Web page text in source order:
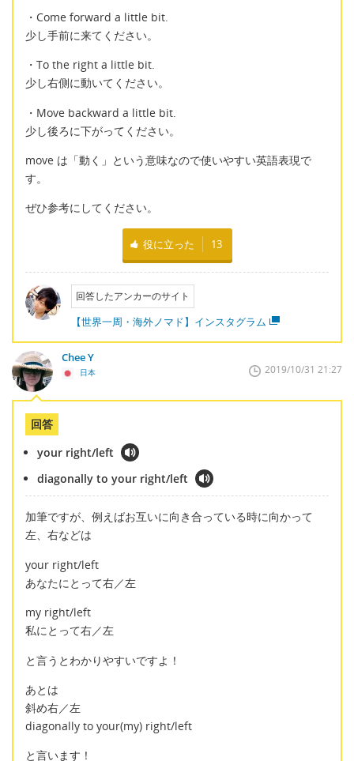
・Come forward a little bit.
少し手前に来てください。
・To the right a little bit.
少し右側に動いてください。
・Move backward a little bit.
少し後ろに下がってください。
move は「動く」という意味なので使いやすい英語表現で
す。
ぜひ参考にしてください。
役に立った 13
回答したアンカーのサイト
【世界一周・海外ノマド】インスタグラム
Chee Y
日本 2019/10/31 21:27
回答
your right/left
diagonally to your right/left
加筆ですが、例えばお互いに向き合っている時に向かって
左、右などは
your right/left
あなたにとって右／左
my right/left
私にとって右／左
と言うとわかりやすいですよ！
あとは
斜め右／左
diagonally to your(my) right/left
と言います！